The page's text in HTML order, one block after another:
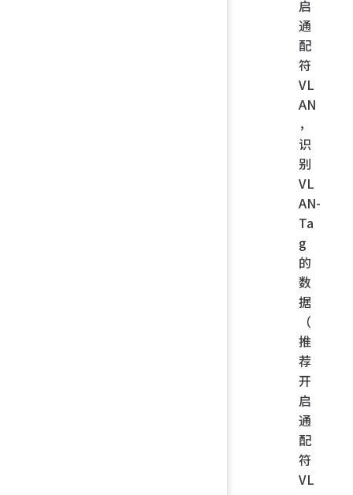
启
通
配
符
VL
AN
，
识
别
VL
AN-
Ta
g
的
数
据
（
推
荐
开
启
通
配
符
VL